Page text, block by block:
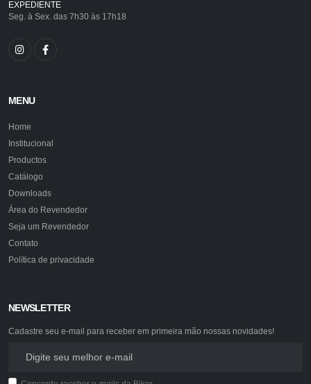
EXPEDIENTE
Seg. à Sex. das 7h30 às 17h18
MENU
Home
Institucional
Productos
Catálogo
Downloads
Área do Revendedor
Seja um Revendedor
Contato
Política de privacidade
NEWSLETTER
Cadastre seu e-mail para receber em primeira mão nossas novidades!